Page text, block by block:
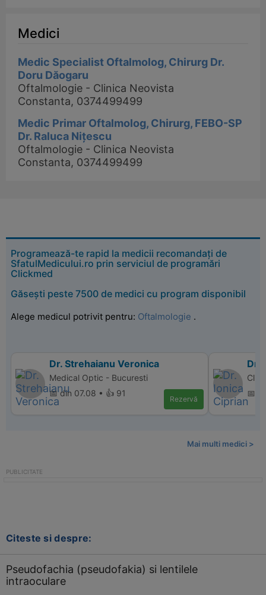
Medici
Medic Specialist Oftalmolog, Chirurg Dr.
Doru Dăogaru
Oftalmologie - Clinica Neovista
Constanta, 0374499499
Medic Primar Oftalmolog, Chirurg, FEBO-SP
Dr. Raluca Nițescu
Oftalmologie - Clinica Neovista
Constanta, 0374499499
Programează-te rapid la medicii recomandați de
SfatulMedicului.ro prin serviciul de programări
Clickmed
Găsești peste 7500 de medici cu program disponibil
Alege medicul potrivit pentru: Oftalmologie .
Dr. Strehaianu Veronica
Medical Optic - Bucuresti
📅 din 07.08 • 👍 91
Rezervă
Dr.
📅
Mai multi medici >
Citeste si despre:
Pseudofachia (pseudofakia) si lentilele
intraoculare